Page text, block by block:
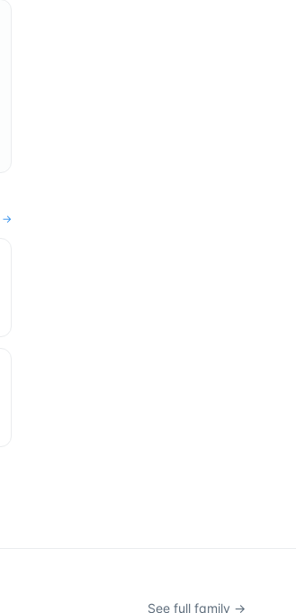
→
See full family →